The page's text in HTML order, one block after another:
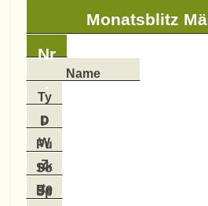
Monatsblitz
Nr
.
Name
Ty
p
D
W
Z
Pu
nk
te
So
Be
Sp